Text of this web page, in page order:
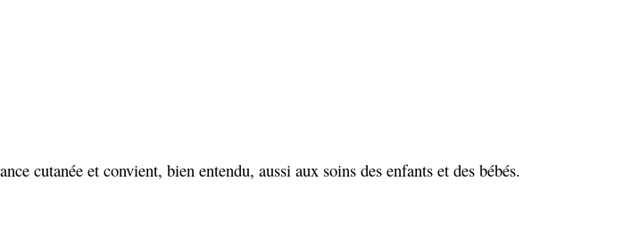
cutanée et convient, bien entendu, aussi aux soins des enfants et des bébés.